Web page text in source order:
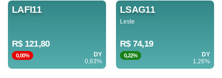
LAFI11
R$ 121,80
0,00%
DY
0,63%
LSAG11
Leste
R$ 74,19
0,22%
DY
1,26%